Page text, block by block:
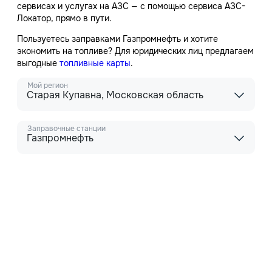
сервисах и услугах на АЗС — с помощью сервиса АЗС-
Локатор, прямо в пути.
Пользуетесь заправками Газпромнефть и хотите
экономить на топливе? Для юридических лиц предлагаем
выгодные топливные карты.
Мой регион
Старая Купавна, Московская область
Заправочные станции
Газпромнефть